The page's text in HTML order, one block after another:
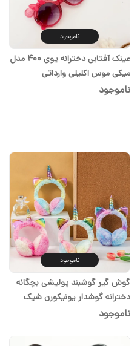
ناموجود
عینک آفتابی دخترانه یوی ۴۰۰ مدل
میکی موس اکلیلی وارداتی
ناموجود
ناموجود
گوش گیر گوشبند پولیشی بچگانه
دخترانه گوشدار یونیکورن شیک
فانتزی
ناموجود